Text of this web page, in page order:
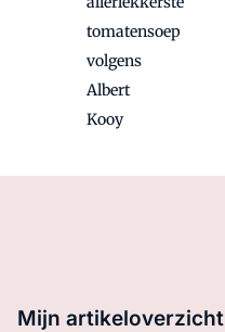
tomatensoep
volgens
Albert
Kooy
Mijn artikeloverzicht